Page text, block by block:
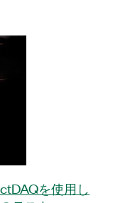
を使用し